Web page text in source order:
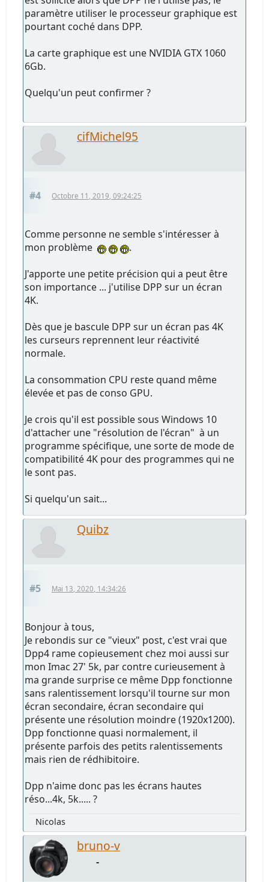
paramètre utiliser le processeur graphique est
pourtant coché dans DPP.
La carte graphique est une NVIDIA GTX 1060
6Gb.
Quelqu'un peut confirmer ?
cifMichel95
#4 Octobre 11, 2019, 09:24:25
Comme personne ne semble s'intéresser à
mon problème
.
J'apporte une petite précision qui a peut être
son importance ... j'utilise DPP sur un écran
4K.
Dès que je bascule DPP sur un écran pas 4K
les curseurs reprennent leur réactivité
normale.
La consommation CPU reste quand même
élevée et pas de conso GPU.
Je crois qu'il est possible sous Windows 10
d'attacher une "résolution de l'écran" à un
programme spécifique, une sorte de mode de
compatibilité 4K pour des programmes qui ne
le sont pas.
Si quelqu'un sait...
Quibz
#5 Mai 13, 2020, 14:34:26
Bonjour à tous,
Je rebondis sur ce "vieux" post, c'est vrai que
Dpp4 rame copieusement chez moi aussi sur
mon Imac 27' 5k, par contre curieusement à
ma grande surprise ce même Dpp fonctionne
sans ralentissement lorsqu'il tourne sur mon
écran secondaire, écran secondaire qui
présente une résolution moindre (1920x1200).
Dpp fonctionne quasi normalement, il
présente parfois des petits ralentissements
mais rien de rédhibitoire.
Dpp n'aime donc pas les écrans hautes
réso...4k, 5k..... ?
Nicolas
bruno-v
-